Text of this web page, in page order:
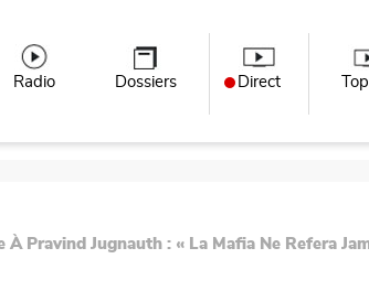
Radio Dossiers Direct
Pravind Jugnauth : « La Mafia Ne Refera